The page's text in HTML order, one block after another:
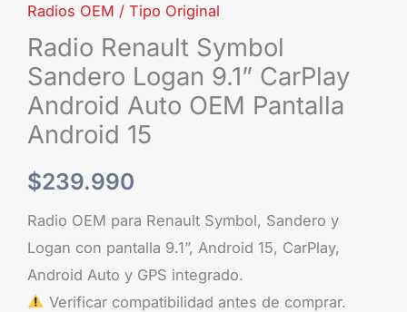
Radios OEM / Tipo Original
Radio Renault Symbol
Sandero Logan 9.1” CarPlay
Android Auto OEM Pantalla
Android 15
$239.990
Radio OEM para Renault Symbol, Sandero y
Logan con pantalla 9.1”, Android 15, CarPlay,
Android Auto y GPS integrado.
Verificar compatibilidad antes de comprar.